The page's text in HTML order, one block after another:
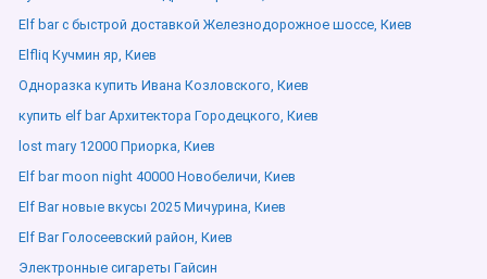
Elf bar с быстрой доставкой Железнодорожное шоссе, Киев
Elfliq Кучмин яр, Киев
Одноразка купить Ивана Козловского, Киев
купить elf bar Архитектора Городецкого, Киев
lost mary 12000 Приорка, Киев
Elf bar moon night 40000 Новобеличи, Киев
Elf Bar новые вкусы 2025 Мичурина, Киев
Elf Bar Голосеевский район, Киев
Электронные сигареты Гайсин